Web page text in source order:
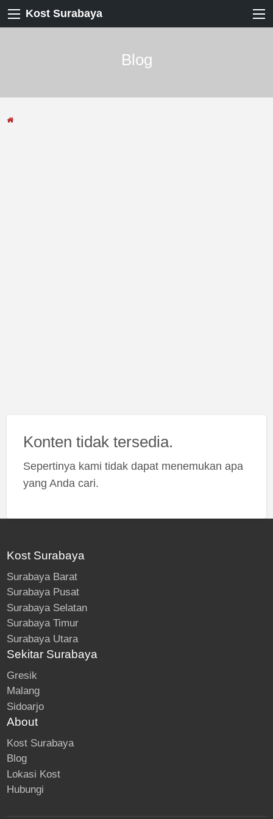
Kost Surabaya
Blog
Konten tidak tersedia.
Sepertinya kami tidak dapat menemukan apa
yang Anda cari.
Kost Surabaya
Surabaya Barat
Surabaya Pusat
Surabaya Selatan
Surabaya Timur
Surabaya Utara
Sekitar Surabaya
Gresik
Malang
Sidoarjo
About
Kost Surabaya
Blog
Lokasi Kost
Hubungi